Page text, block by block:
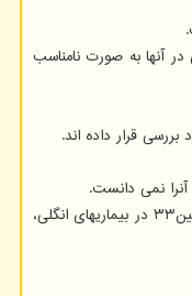
ایمنی در آنها به صورت نامناسب
اﻳﻨﺘﺮﻟﻮﻛﻴﻦ۳۳، موضوع مورد علاقه ایمنی شناسانی است که بر واکنش ایمنی نوع دو تمرکز دارند؛ خصوصاً آن دسته از واکنش ها که با عفونت های انگلی، آسم و آلرژی مرتبط هستند. پژوهشگران دریافتند که اﻳﻨﺘﺮﻟﻮﻛﻴﻦ۳۳ در بیماریهای انگلی،